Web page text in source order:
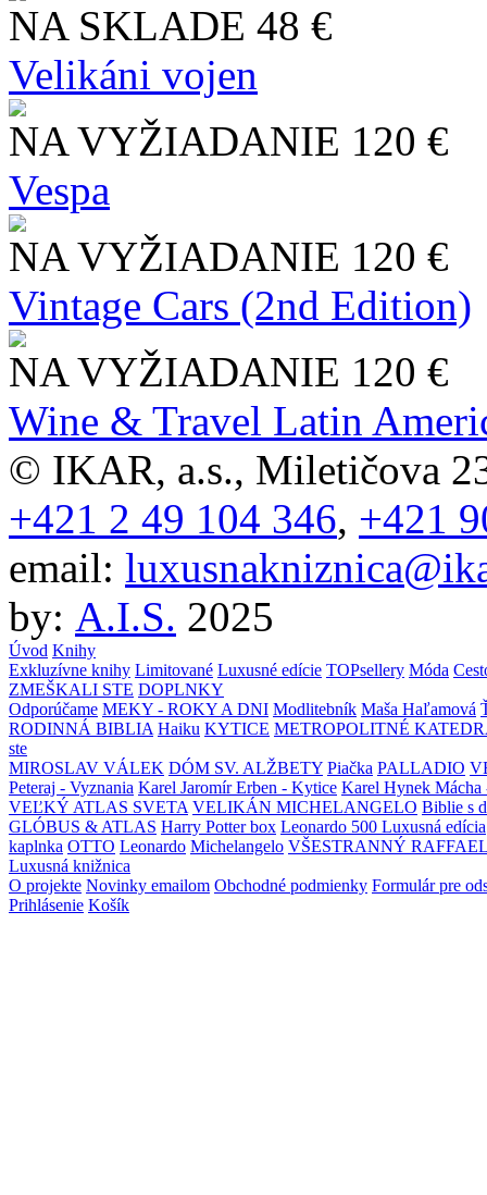
NA SKLADE 48 €
Velikáni vojen
NA VYŽIADANIE 120 €
Vespa
NA VYŽIADANIE 120 €
Vintage Cars (2nd Edition)
NA VYŽIADANIE 120 €
Wine & Travel Latin
© IKAR, a.s., Miletičova
+421 2 49 104 346, +421
email:
by: A.I.S. 2025
Úvod Knihy
Exkluzívne knihy Limitované Luxusné edície TOPsellery Móda
ZMEŠKALI STE DOPLNKY
Odporúčame MEKY - ROKY A DNI Modlitebník Maša Haľamová
RODINNÁ BIBLIA Haiku KYTICE METROPOLITNÉ
ste
MIROSLAV VÁLEK DÓM SV. ALŽBETY Piačka PALLADIO
Peteraj - Vyznania Karel Jaromír Erben - Kytice Karel Hynek Mácha
VEĽKÝ ATLAS SVETA VELIKÁN MICHELANGELO Biblie s
GLÓBUS & ATLAS Harry Potter box Leonardo 500 Luxusná edícia
kaplnka OTTO Leonardo Michelangelo VŠESTRANNÝ
Luxusná knižnica
O projekte Novinky emailom Obchodné podmienky Formulár pre
Prihlásenie Košík